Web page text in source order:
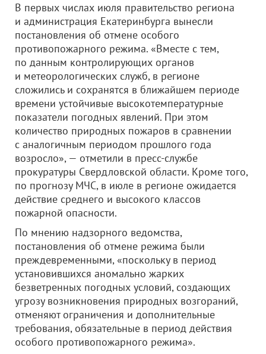
В первых числах июля правительство региона
и администрация Екатеринбурга вынесли
постановления об отмене особого
противопожарного режима. «Вместе с тем,
по данным контролирующих органов
и метеорологических служб, в регионе
сложились и сохранятся в ближайшем периоде
времени устойчивые высокотемпературные
показатели погодных явлений. При этом
количество природных пожаров в сравнении
с аналогичным периодом прошлого года
возросло», — отметили в пресс-службе
прокуратуры Свердловской области. Кроме того,
по прогнозу МЧС, в июле в регионе ожидается
действие среднего и высокого классов
пожарной опасности.
По мнению надзорного ведомства,
постановления об отмене режима были
преждевременными, «поскольку в период
установившихся аномально жарких
безветренных погодных условий, создающих
угрозу возникновения природных возгораний,
отменяют ограничения и дополнительные
требования, обязательные в период действия
особого противопожарного режима».